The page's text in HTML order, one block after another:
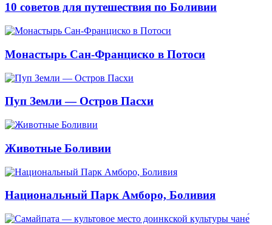
10 советов для путешествия по Боливии
Монастырь Сан-Франциско в Потоси
Пуп Земли — Остров Пасхи
Животные Боливии
Национальный Парк Амборо, Боливия